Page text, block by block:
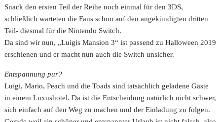
Snack den ersten Teil der Reihe noch einmal für den 3DS,
schließlich warteten die Fans schon auf den angekündigten dritten
Teil- diesmal für die Nintendo Switch.
Da sind wir nun, „Luigis Mansion 3“ ist passend zu Halloween 2019
erschienen und er macht nun auch die Switch unsicher.
Entspannung pur?
Luigi, Mario, Peach und die Toads sind tatsächlich geladene Gäste
in einem Luxushotel. Da ist die Entscheidung natürlich nicht schwer,
sich einfach auf den Weg zu machen und der Einladung zu folgen.